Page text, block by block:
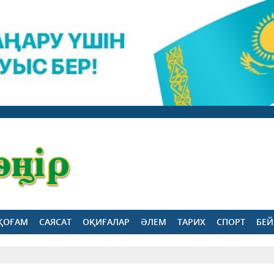
САЯСАТ ОҚИҒАЛАР ӘЛЕМ ТАРИХ СПОРТ